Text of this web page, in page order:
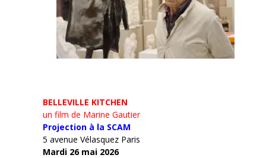
BELLEVILLE KITCHEN
un film de Marine Gautier
Projection à la SCAM
5 avenue Vélasquez Paris
Mardi 26 mai 2026